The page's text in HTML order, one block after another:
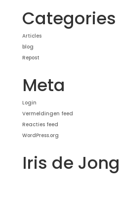
Categories
Articles
blog
Repost
Meta
Login
Vermeldingen feed
Reacties feed
WordPress.org
Iris de Jong